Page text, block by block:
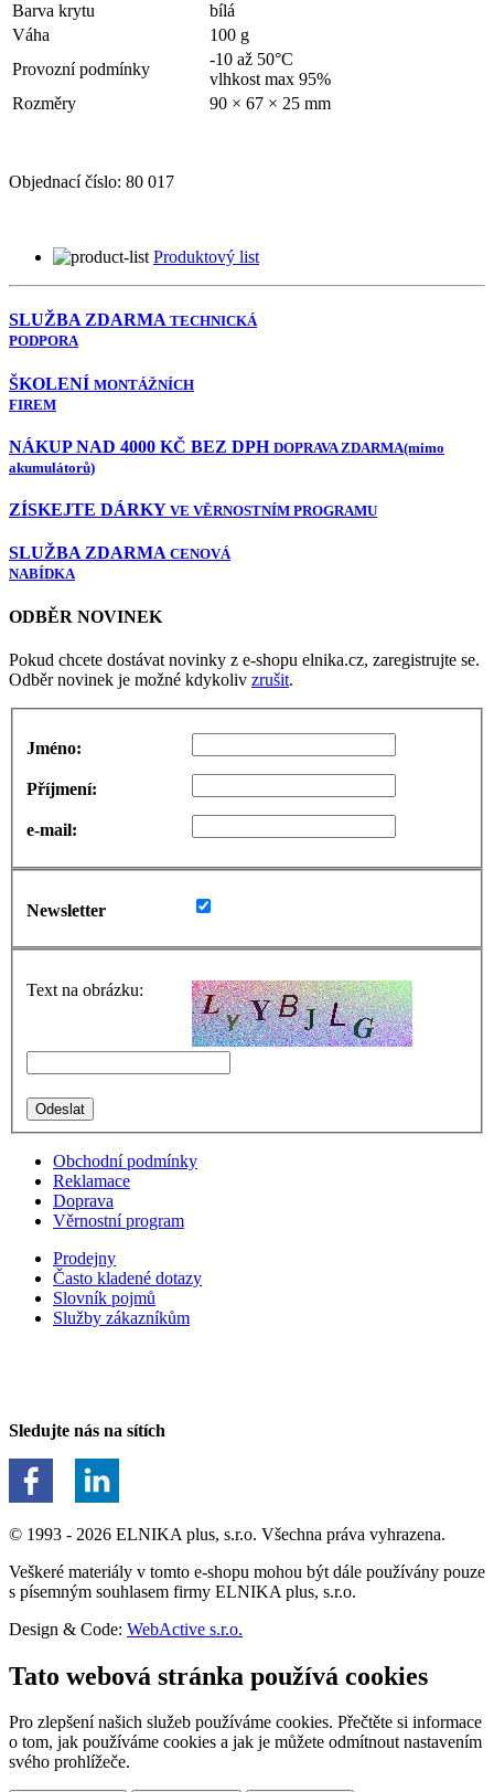
Barva krytu
bílá
Váha
100 g
Provozní podmínky
-10 až 50°C
vlhkost max 95%
Rozměry
90 × 67 × 25 mm
Objednací číslo: 80 017
Produktový list
SLUŽBA ZDARMA TECHNICKÁ
PODPORA
ŠKOLENÍ MONTÁŽNÍCH
FIREM
NÁKUP NAD 4000 KČ BEZ DPH DOPRAVA ZDARMA(mimo
akumulátorů)
ZÍSKEJTE DÁRKY VE VĚRNOSTNÍM PROGRAMU
SLUŽBA ZDARMA CENOVÁ
NABÍDKA
ODBĚR NOVINEK
Pokud chcete dostávat novinky z e-shopu elnika.cz, zaregistrujte se.
Odběr novinek je možné kdykoliv zrušit.
Jméno:
Příjmení:
e-mail:
Newsletter
Text na obrázku:
Obchodní podmínky
Reklamace
Doprava
Věrnostní program
Prodejny
Často kladené dotazy
Slovník pojmů
Služby zákazníkům
Sledujte nás na sítích
© 1993 - 2026 ELNIKA plus, s.r.o. Všechna práva vyhrazena.
Veškeré materiály v tomto e-shopu mohou být dále používány pouze
s písemným souhlasem firmy ELNIKA plus, s.r.o.
Design & Code: WebActive s.r.o.
Tato webová stránka používá cookies
Pro zlepšení našich služeb používáme cookies. Přečtěte si informace
o tom, jak používáme cookies a jak je můžete odmítnout nastavením
svého prohlížeče.